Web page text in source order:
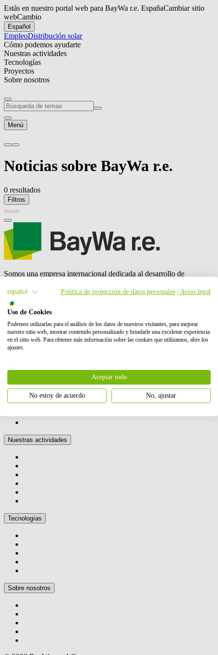
Estás en nuestro portal web para BayWa r.e. EspañaCambiar sitio
webCambio
Español
EmpleoDistribución solar
Cómo podemos ayudarte
Nuestras actividades
Tecnologías
Proyectos
Sobre nosotros
Menú
Noticias sobre BayWa r.e.
0 resultados
Filtros
Somos una empresa internacional dedicada al desarrollo de
Nuestras actividades incluyen la planificación, el desarrollo y la
construcción de estos proyectos, así como su operación y
mantenimiento, y el comercio de energía.
total, hemos puesto en marcha con éxito más de 6 GW de energía
renovable. Nuestros accionistas son BayWa AG y Energy
Infrastructure Partners.
Cómo podemos ayudarte
Nuestras actividades
Tecnologías
Sobre nosotros
español Política de protección de datos personales Aviso legal
Uso de Cookies
Podemos utilizarlas para el análisis de los datos de nuestros visitantes, para mejorar
nuestro sitio web, mostrar contenido personalizado y brindarle una excelente experiencia
en el sitio web. Para obtener más información sobre las cookies que utilizamos, abre los
ajustes.
Aceptar todo
No estoy de acuerdo No, ajustar